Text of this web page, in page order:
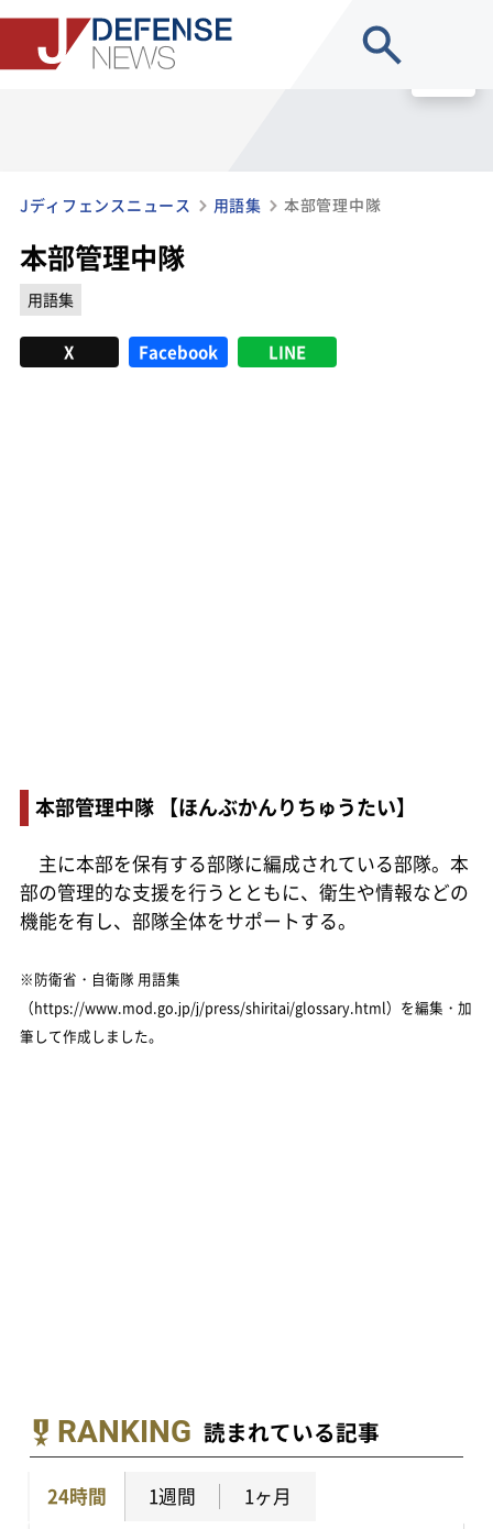
Jディフェンスニュース 用語集 本部管理中隊
本部管理中隊
用語集
X Facebook LINE
本部管理中隊 【ほんぶかんりちゅうたい】
主に本部を保有する部隊に編成されている部隊。本
部の管理的な支援を行うとともに、衛生や情報などの
機能を有し、部隊全体をサポートする。
※防衛省・自衛隊 用語集
（https://www.mod.go.jp/j/press/shiritai/glossary.html）を編集・加
筆して作成しました。
RANKING 読まれている記事
24時間 1週間 1ヶ月